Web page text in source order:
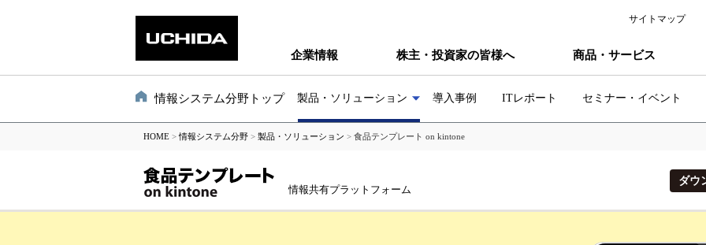
サイトマップ
企業情報 株主・投資家の皆様へ 商品・サービス
情報システム分野トップ 製品・ソリューション 導入事例 ITレポート セミナー・イベント
HOME >情報システム分野 > 製品・ソリューション > 食品テンプレート on kintone
情報共有プラットフォーム
ダウ